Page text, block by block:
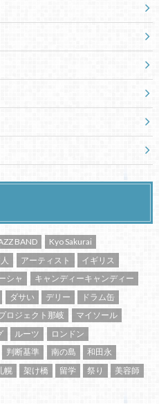
BAND
Kyo Sakurai
アーティスト
イギリス
シャ
キャンディーキャンディー
ダサい デリー
ドラム缶
ロジェクト那岐
マイソール
ルーツ
ロンドン
判断基準 南の島
和田永
幌 架け橋 留学 祭り
美容師